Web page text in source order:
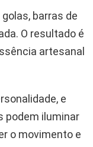
barras de
O resultado é
artesanal
e
podem iluminar
o movimento e